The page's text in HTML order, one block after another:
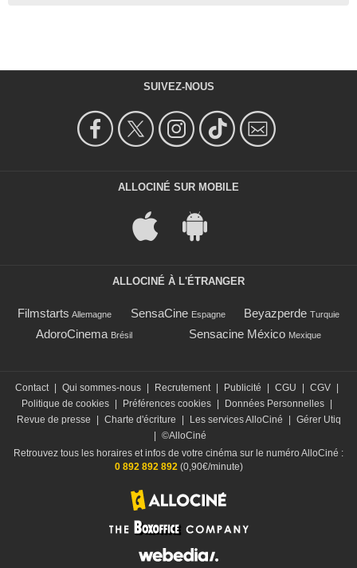
SUIVEZ-NOUS
ALLOCINÉ SUR MOBILE
ALLOCINÉ À L'ÉTRANGER
Filmstarts Allemagne SensaCine Espagne Beyazperde Turquie
AdoroCinema Brésil Sensacine México Mexique
Contact Qui sommes-nous Recrutement Publicité CGU CGV
Politique de cookies
Préférences cookies Données Personnelles
Revue de presse
Charte d'écriture Les services AlloCiné
Gérer Utiq
©AlloCiné
Retrouvez tous les horaires et infos de votre cinéma sur le numéro AlloCiné :
0 892 892 892(0,90€/minute)